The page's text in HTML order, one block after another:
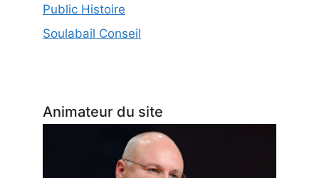
Public Histoire
Soulabail Conseil
Animateur du site